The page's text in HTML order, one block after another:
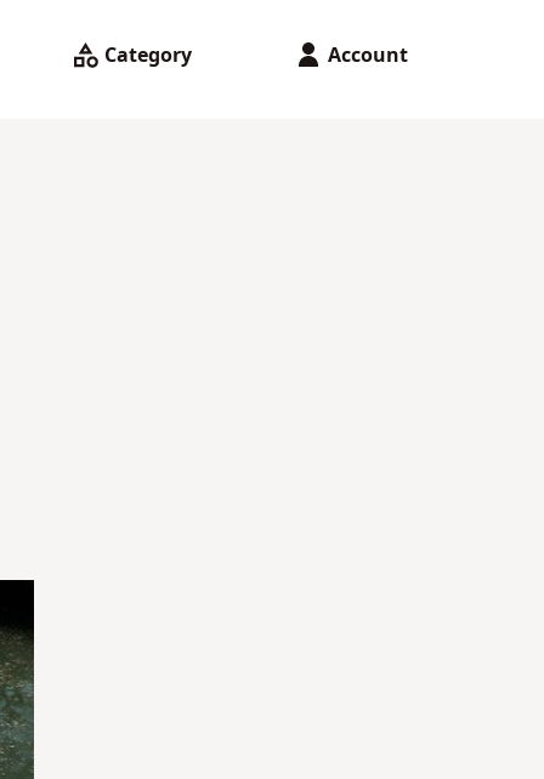
Category Account